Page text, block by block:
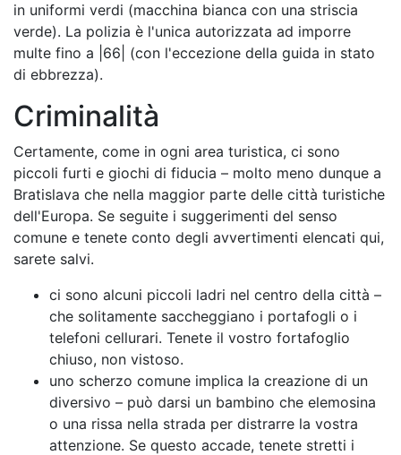
in uniformi verdi (macchina bianca con una striscia
verde). La polizia è l'unica autorizzata ad imporre
multe fino a |66| (con l'eccezione della guida in stato
di ebbrezza).
Criminalità
Certamente, come in ogni area turistica, ci sono
piccoli furti e giochi di fiducia – molto meno dunque a
Bratislava che nella maggior parte delle città turistiche
dell'Europa. Se seguite i suggerimenti del senso
comune e tenete conto degli avvertimenti elencati qui,
sarete salvi.
ci sono alcuni piccoli ladri nel centro della città –
che solitamente saccheggiano i portafogli o i
telefoni cellurari. Tenete il vostro fortafoglio
chiuso, non vistoso.
uno scherzo comune implica la creazione di un
diversivo – può darsi un bambino che elemosina
o una rissa nella strada per distrarre la vostra
attenzione. Se questo accade, tenete stretti i